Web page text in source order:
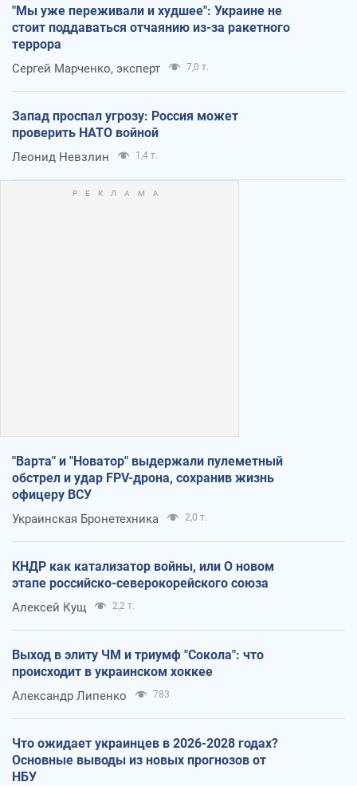
"Мы уже переживали и худшее": Украине не
стоит поддаваться отчаянию из-за ракетного
террора
Сергей Марченко, эксперт 7,0 т.
Запад проспал угрозу: Россия может
проверить НАТО войной
Леонид Невзлин 1,4 т.
"Варта" и "Новатор" выдержали пулеметный
обстрел и удар FPV-дрона, сохранив жизнь
офицеру ВСУ
Украинская Бронетехника 2,0 т.
КНДР как катализатор войны, или О новом
этапе российско-северокорейского союза
Алексей Кущ 2,2 т.
Выход в элиту ЧМ и триумф "Сокола": что
происходит в украинском хоккее
Александр Липенко 783
Что ожидает украинцев в 2026-2028 годах?
Основные выводы из новых прогнозов от
НБУ